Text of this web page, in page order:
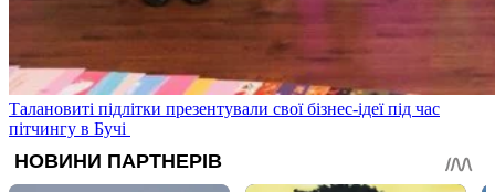
Талановиті підлітки презентували свої бізнес-ідеї під час
пітчингу в Бучі